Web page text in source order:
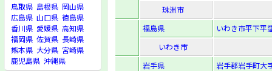
鳥取県 島根県 岡山県
広島県 山口県 徳島県
香川県 愛媛県 高知県
福岡県 佐賀県 長崎県
熊本県 大分県 宮崎県
鹿児島県 沖縄県
珠洲市
福島県
いわき市平下平
いわき市
岩手県
岩手郡岩手町大